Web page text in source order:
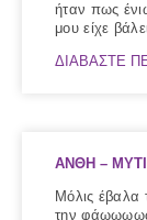
ήταν πως
μου είχε
ΔΙΑΒΑΣΤΕ
ΑΝΘΗ –
Μόλις
την